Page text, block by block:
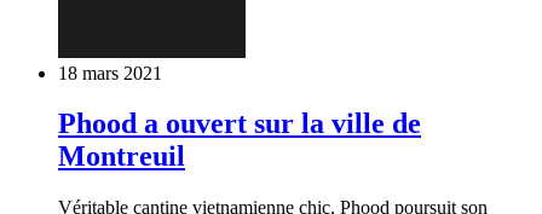
18 mars 2021
Phood a ouvert sur la ville de
Montreuil
Véritable cantine vietnamienne chic, Phood poursuit son